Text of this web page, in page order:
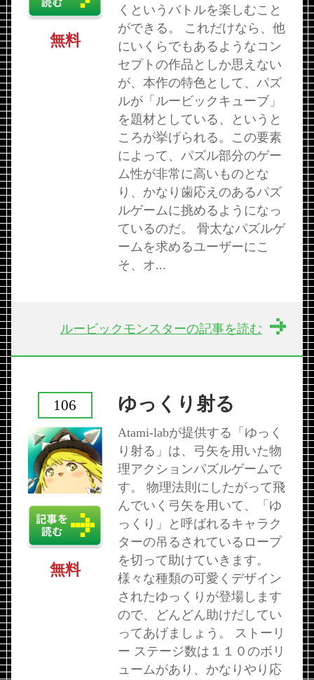
くというバトルを楽しむこと
ができる。 これだけなら、他
にいくらでもあるようなコン
セプトの作品としか思えない
が、本作の特色として、パズ
ルが「ルービックキューブ」
を題材としている、というと
ころが挙げられる。この要素
によって、パズル部分のゲー
ム性が非常に高いものとな
り、かなり歯応えのあるパズ
ルゲームに挑めるようになっ
ているのだ。 骨太なパズルゲ
ームを求めるユーザーにこ
そ、オ...
無料
ルービックモンスターの記事を読む
ゆっくり射る
Atami-labが提供する「ゆっく
り射る」は、弓矢を用いた物
理アクションパズルゲームで
す。 物理法則にしたがって飛
んでいく弓矢を用いて、「ゆ
っくり」と呼ばれるキャラク
ターの吊るされているロープ
を切って助けていきます。
様々な種類の可愛くデザイン
されたゆっくりが登場します
ので、どんどん助けだしてい
ってあげましょう。 ストーリ
ー ステージ数は１１０のボリ
ュームがあり、かなりやり応
106
無料